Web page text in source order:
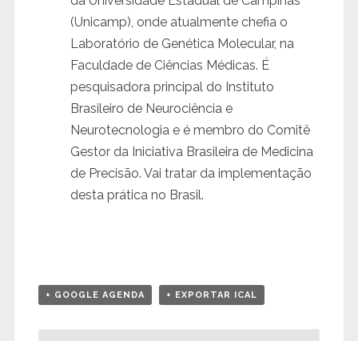
(Unicamp), onde atualmente chefia o
Laboratório de Genética Molecular, na
Faculdade de Ciências Médicas. É
pesquisadora principal do Instituto
Brasileiro de Neurociência e
Neurotecnologia e é membro do Comitê
Gestor da Iniciativa Brasileira de Medicina
de Precisão. Vai tratar da implementação
desta prática no Brasil.
+ GOOGLE AGENDA + EXPORTAR ICAL